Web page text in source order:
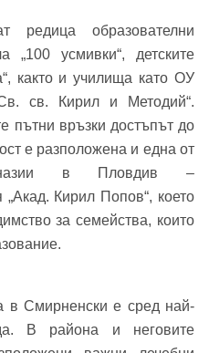
гост
профил
редица образователни
„100 усмивки“, детските
както и училища като ОУ
св. Кирил и Методий“.
пътни връзки достъпът до
е разположена и една от
в Пловдив –
„Акад. Кирил Попов“, което
за семейства, които
в Смирненски е сред най-
В района и неговите
стигна до нас. Ще
най-бързо.